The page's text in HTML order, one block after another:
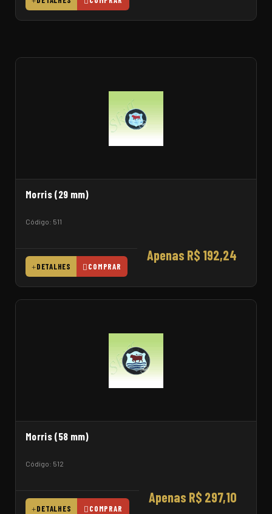
Morris (29 mm)
Código: 511
Apenas R$ 192,24
DETALHES COMPRAR
Morris (58 mm)
Código: 512
Apenas R$ 297,10
DETALHES COMPRAR